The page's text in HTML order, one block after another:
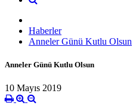
Haberler
Anneler Günü Kutlu Olsun
Anneler Günü Kutlu Olsun
10 Mayıs 2019